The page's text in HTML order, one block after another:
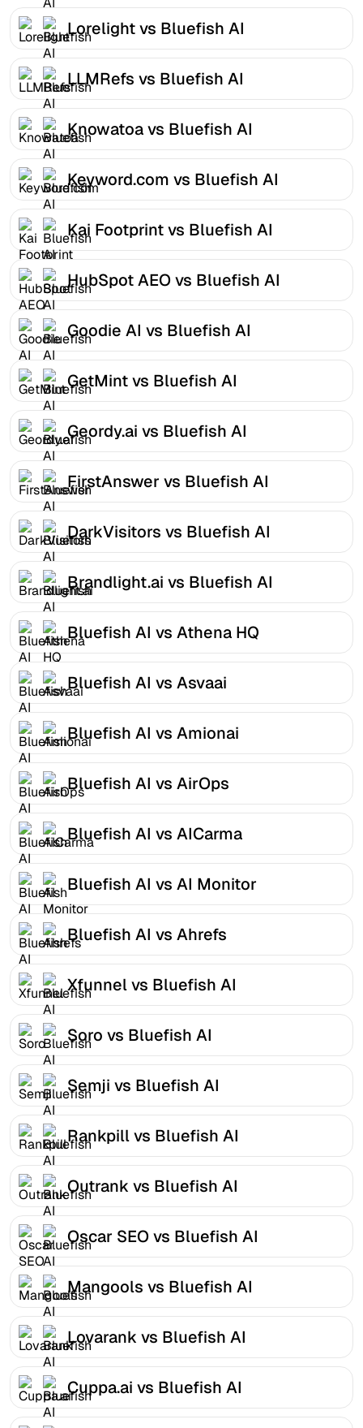
Lorelight vs Bluefish AI
LLMRefs vs Bluefish AI
Knowatoa vs Bluefish AI
Keyword.com vs Bluefish AI
Kai Footprint vs Bluefish AI
HubSpot AEO vs Bluefish AI
Goodie AI vs Bluefish AI
GetMint vs Bluefish AI
Geordy.ai vs Bluefish AI
FirstAnswer vs Bluefish AI
DarkVisitors vs Bluefish AI
Brandlight.ai vs Bluefish AI
Bluefish AI vs Athena HQ
Bluefish AI vs Asvaai
Bluefish AI vs Amionai
Bluefish AI vs AirOps
Bluefish AI vs AICarma
Bluefish AI vs AI Monitor
Bluefish AI vs Ahrefs
Xfunnel vs Bluefish AI
Soro vs Bluefish AI
Semji vs Bluefish AI
Rankpill vs Bluefish AI
Outrank vs Bluefish AI
Oscar SEO vs Bluefish AI
Mangools vs Bluefish AI
Lovarank vs Bluefish AI
Cuppa.ai vs Bluefish AI